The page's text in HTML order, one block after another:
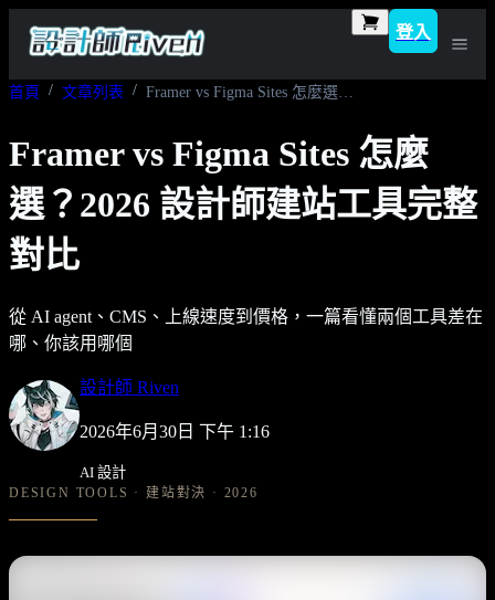
登入
首頁 文章列表 Framer vs Figma Sites 怎麼選？2026 設計師建站工具完整對比
Framer vs Figma Sites 怎麼
選？2026 設計師建站工具完整
對比
從 AI agent、CMS、上線速度到價格，一篇看懂兩個工具差在
哪、你該用哪個
設計師 Riven
2026年6月30日 下午 1:16
AI 設計
DESIGN TOOLS · 建站對決 · 2026